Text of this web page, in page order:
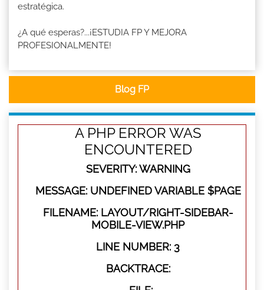
estratégica.
¿A qué esperas?...¡ESTUDIA FP Y MEJORA
PROFESIONALMENTE!
Blog FP
A PHP ERROR WAS
ENCOUNTERED
SEVERITY: WARNING
MESSAGE: UNDEFINED VARIABLE $PAGE
FILENAME: LAYOUT/RIGHT-SIDEBAR-
MOBILE-VIEW.PHP
LINE NUMBER: 3
BACKTRACE: